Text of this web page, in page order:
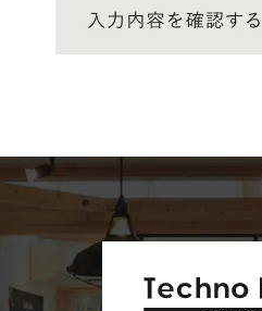
プライバシー情報のうち「履歴
第２条（プライバシー情報の
当社は，ユーザーが利用登録を
所，電話番号，メールアドレス
ード番号，運転免許証番号などの